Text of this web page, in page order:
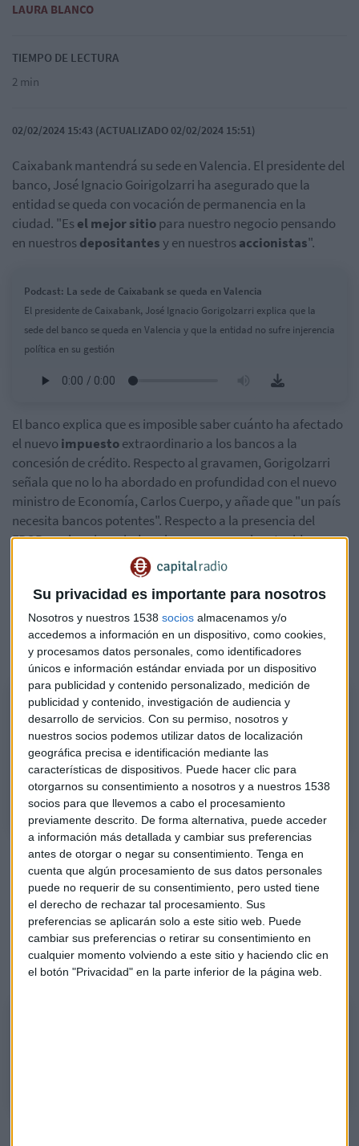
Su privacidad es importante para nosotros
Nosotros y nuestros 1538 socios almacenamos y/o
accedemos a información en un dispositivo, como cookies,
y procesamos datos personales, como identificadores
únicos e información estándar enviada por un dispositivo
para publicidad y contenido personalizado, medición de
publicidad y contenido, investigación de audiencia y
desarrollo de servicios. Con su permiso, nosotros y
nuestros socios podemos utilizar datos de localización
geográfica precisa e identificación mediante las
características de dispositivos. Puede hacer clic para
otorgarnos su consentimiento a nosotros y a nuestros 1538
socios para que llevemos a cabo el procesamiento
previamente descrito. De forma alternativa, puede acceder
a información más detallada y cambiar sus preferencias
antes de otorgar o negar su consentimiento. Tenga en
cuenta que algún procesamiento de sus datos personales
puede no requerir de su consentimiento, pero usted tiene
el derecho de rechazar tal procesamiento. Sus
preferencias se aplicarán solo a este sitio web. Puede
cambiar sus preferencias o retirar su consentimiento en
cualquier momento volviendo a este sitio y haciendo clic en
el botón "Privacidad" en la parte inferior de la página web.
LAURA BLANCO
TIEMPO DE LECTURA
2 min
02/02/2024 15:43 (ACTUALIZADO 02/02/2024 15:51)
Caixabank mantendrá su sede en Valencia. El presidente del
banco, José Ignacio Goirigolzarri ha asegurado que la
entidad se queda con vocación de permanencia en la
ciudad. "Esel mejor sitiopara nuestro negocio pensando
en nuestrosdepositantesy en nuestrosaccionistas".
Podcast: La sede de Caixabank se queda en Valencia
El presidente de Caixabank, José Ignacio Gorigolzarri explica que la
sede del banco se queda en Valencia y que la entidad no sufre injerencia
política en su gestión
El banco explica que es imposible saber cuánto ha afectado
el nuevo impuestoextraordinario a los bancos a la
concesión de crédito. Respecto al gravamen, Gorigolzarri
señala que no lo ha abordado en profundidad con el nuevo
ministro de Economía, Carlos Cuerpo, y añade que "un país
necesita bancos potentes". Respecto a la presencia del
FROB en el accionariado aclara que nunca han tenido
injerencia política en la gestión.
La bajada del Euríbor ante la expectativa de recorte de tipos
de interés, provocará unabajadamedia de las cuotas
hipotecarias de los clientes de Caixabank de20 eurosal
mes.
Podcast: Las cuotas hipotecarias de Caixabank bajarán 20
euros/mes en 2024
El CEO de Caixabank, Gonzalo Gortázar, explica que la bajada del
euríbor beneficiará a más de 300.000 hipotecados en el primer semestre
Antes las caídas de Caixabank en bolsa tras la publicación
de resultados, Goirigolzarri señala que el mercado tiene que
deglutir mucha información. El CEO, Gortázar, explica que
la bolsa está inquieta sobre el futuro coste de capital del
sector bancario. Caixabank va a destinar el 60% del
beneficio récord de 2023 a dividendos y pondrá en marcha
un nuevo plan de recompra de acciones.